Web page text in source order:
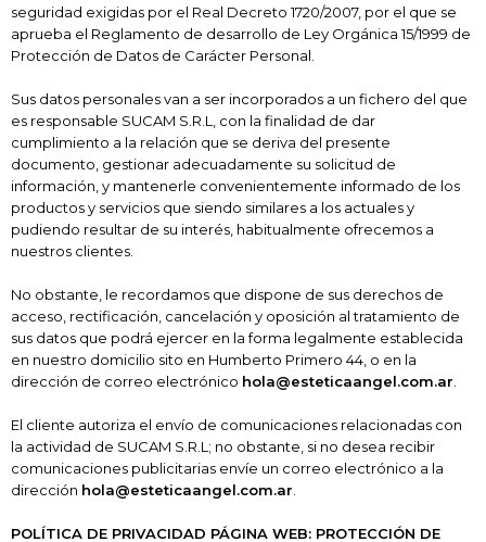
seguridad exigidas por el Real Decreto 1720/2007, por el que se
aprueba el Reglamento de desarrollo de Ley Orgánica 15/1999 de
Protección de Datos de Carácter Personal.
Sus datos personales van a ser incorporados a un fichero del que
es responsable SUCAM S.R.L
, con la finalidad de dar
cumplimiento a la relación que se deriva del presente
documento, gestionar adecuadamente su solicitud de
información, y mantenerle convenientemente informado de los
productos y servicios que siendo similares a los actuales y
pudiendo resultar de su interés, habitualmente ofrecemos a
nuestros clientes.
No obstante, le recordamos que dispone de sus derechos de
acceso, rectificación, cancelación y oposición al tratamiento de
sus datos que podrá ejercer en la forma legalmente establecida
en nuestro domicilio sito en Humberto Primero 44 , o en la
dirección de correo electrónico hola@esteticaangel.com.ar
El cliente autoriza el envío de comunicaciones relacionadas con
la actividad de SUCAM S.R.L ; no obstante, si no desea recibir
comunicaciones publicitarias envíe un correo electrónico a la
dirección hola@esteticaangel.com.ar
POLÍTICA DE PRIVACIDAD PÁGINA WEB: PROTECCIÓN DE